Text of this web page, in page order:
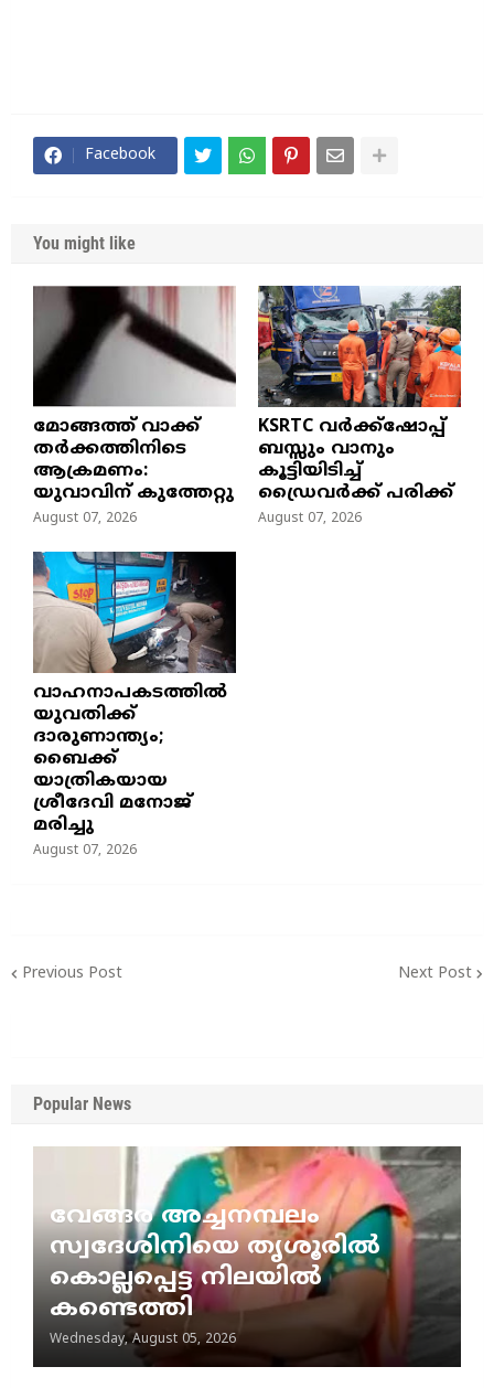
Facebook
You might like
മോങ്ങത്ത് വാക്ക്
തർക്കത്തിനിടെ
ആക്രമണം:
യുവാവിന് കുത്തേറ്റു
August 07, 2026
KSRTC വർക്ക്ഷോപ്പ്
ബസ്സും വാനും
കൂട്ടിയിടിച്ച്
ഡ്രൈവർക്ക് പരിക്ക്
August 07, 2026
വാഹനാപകടത്തിൽ
യുവതിക്ക്
ദാരുണാന്ത്യം;
ബൈക്ക്
യാത്രികയായ
ശ്രീദേവി മനോജ്
മരിച്ചു
August 07, 2026
Previous Post Next Post
Popular News
വേങ്ങര അച്ചനമ്പലം
സ്വദേശിനിയെ തൃശൂരിൽ
കൊല്ലപ്പെട്ട നിലയിൽ
കണ്ടെത്തി
Wednesday, August 05, 2026